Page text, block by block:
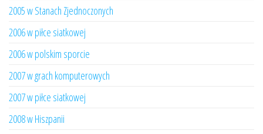
2005 w Stanach Zjednoczonych
2006 w piłce siatkowej
2006 w polskim sporcie
2007 w grach komputerowych
2007 w piłce siatkowej
2008 w Hiszpanii